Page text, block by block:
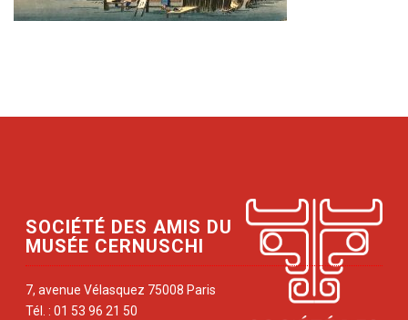
SOCIÉTÉ DES AMIS DU
MUSÉE CERNUSCHI
7, avenue Vélasquez 75008 Paris
Tél. : 01 53 96 21 50